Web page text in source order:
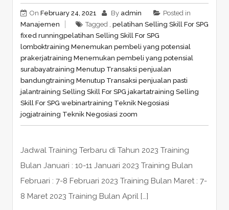
On February 24, 2021 By admin
Posted in
Manajemen
Tagged , pelatihan Selling Skill For SPG
fixed runningpelatihan Selling Skill For SPG
lomboktraining Menemukan pembeli yang potensial
prakerjatraining Menemukan pembeli yang potensial
surabayatraining Menutup Transaksi penjualan
bandungtraining Menutup Transaksi penjualan pasti
jalantraining Selling Skill For SPG jakartatraining Selling
Skill For SPG webinartraining Teknik Negosiasi
jogjatraining Teknik Negosiasi zoom
Jadwal Training Terbaru di Tahun 2023 Training
Bulan Januari : 10-11 Januari 2023 Training Bulan
Februari : 7-8 Februari 2023 Training Bulan Maret : 7-
8 Maret 2023 Training Bulan April […]